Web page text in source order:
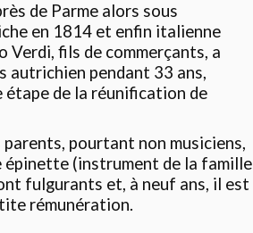
de Parme alors sous
en 1814 et enfin italienne
Verdi, fils de commerçants, a
autrichien pendant 33 ans,
étape de la réunification de
pourtant non musiciens,
(instrument de la famille
fulgurants et, à neuf ans, il est
rémunération.